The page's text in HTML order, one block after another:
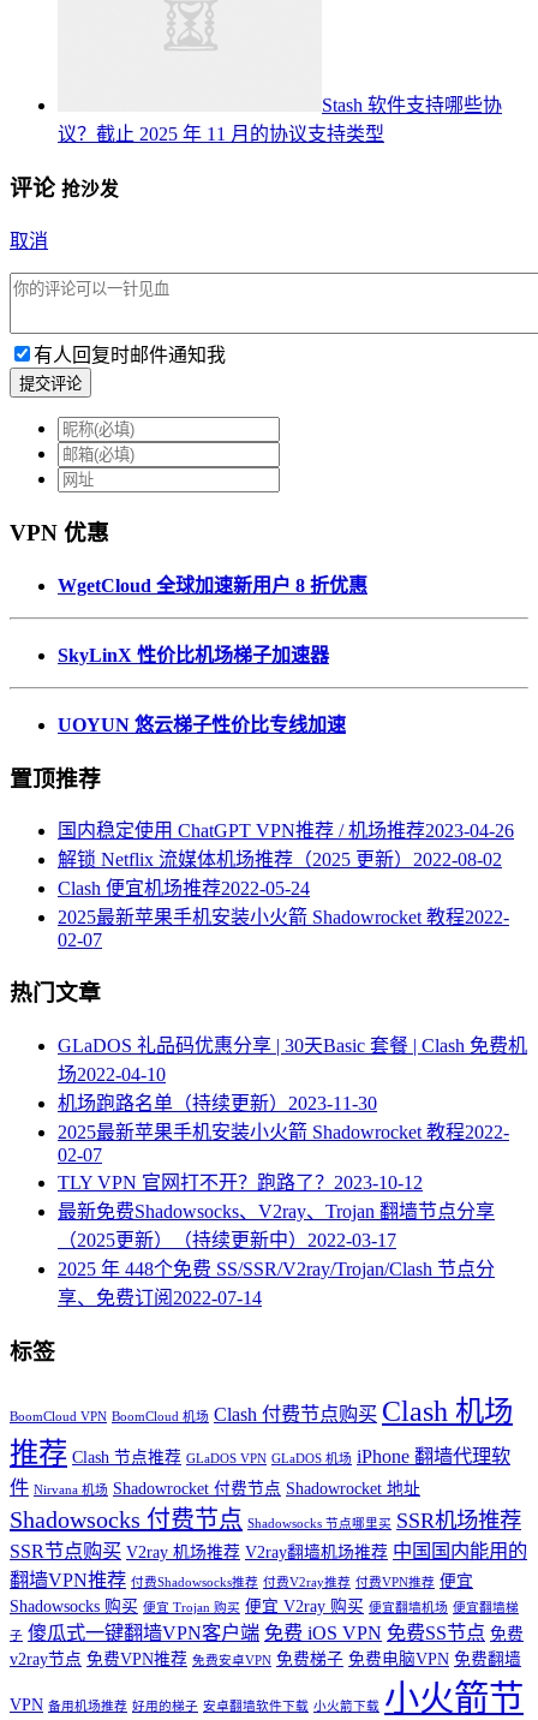
Stash 软件支持哪些协
议？截止 2025 年 11 月的协议支持类型
评论 抢沙发
取消
有人回复时邮件通知我
提交评论
VPN 优惠
WgetCloud 全球加速新用户 8 折优惠
SkyLinX 性价比机场梯子加速器
UOYUN 悠云梯子性价比专线加速
置顶推荐
国内稳定使用 ChatGPT VPN推荐 / 机场推荐2023-04-26
解锁 Netflix 流媒体机场推荐（2025 更新） 2022-08-02
Clash 便宜机场推荐2022-05-24
2025最新苹果手机安装小火箭 Shadowrocket 教程2022-
02-07
热门文章
GLaDOS 礼品码优惠分享 | 30天Basic 套餐 | Clash 免费机
场2022-04-10
机场跑路名单（持续更新） 2023-11-30
2025最新苹果手机安装小火箭 Shadowrocket 教程2022-
02-07
TLY VPN 官网打不开？跑路了？ 2023-10-12
最新免费Shadowsocks、V2ray、Trojan 翻墙节点分享
（2025更新）（持续更新中） 2022-03-17
2025 年 448个免费 SS/SSR/V2ray/Trojan/Clash 节点分
享、免费订阅 2022-07-14
标签
BoomCloud VPN BoomCloud 机场 Clash 付费节点购买 Clash 机场
推荐 Clash 节点推荐 GLaDOS VPN GLaDOS 机场 iPhone 翻墙代理软
件 Nirvana 机场 Shadowrocket 付费节点 Shadowrocket 地址
Shadowsocks 付费节点 Shadowsocks 节点哪里买 SSR机场推荐
SSR节点购买 V2ray 机场推荐 V2ray翻墙机场推荐 中国国内能用的
翻墙VPN推荐 付费Shadowsocks推荐 付费V2ray推荐 付费VPN推荐 便宜
Shadowsocks 购买 便宜 Trojan 购买 便宜 V2ray 购买 便宜翻墙机场 便宜翻墙梯
子 傻瓜式一键翻墙VPN客户端 免费 iOS VPN 免费SS节点 免费
v2ray节点 免费VPN推荐 免费安卓VPN 免费梯子 免费电脑VPN 免费翻墙
VPN 备用机场推荐 好用的梯子 安卓翻墙软件下载 小火箭下载 小火箭节